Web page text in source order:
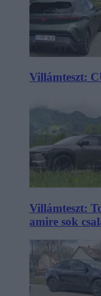
Villámteszt:
Villámteszt:
amire sok